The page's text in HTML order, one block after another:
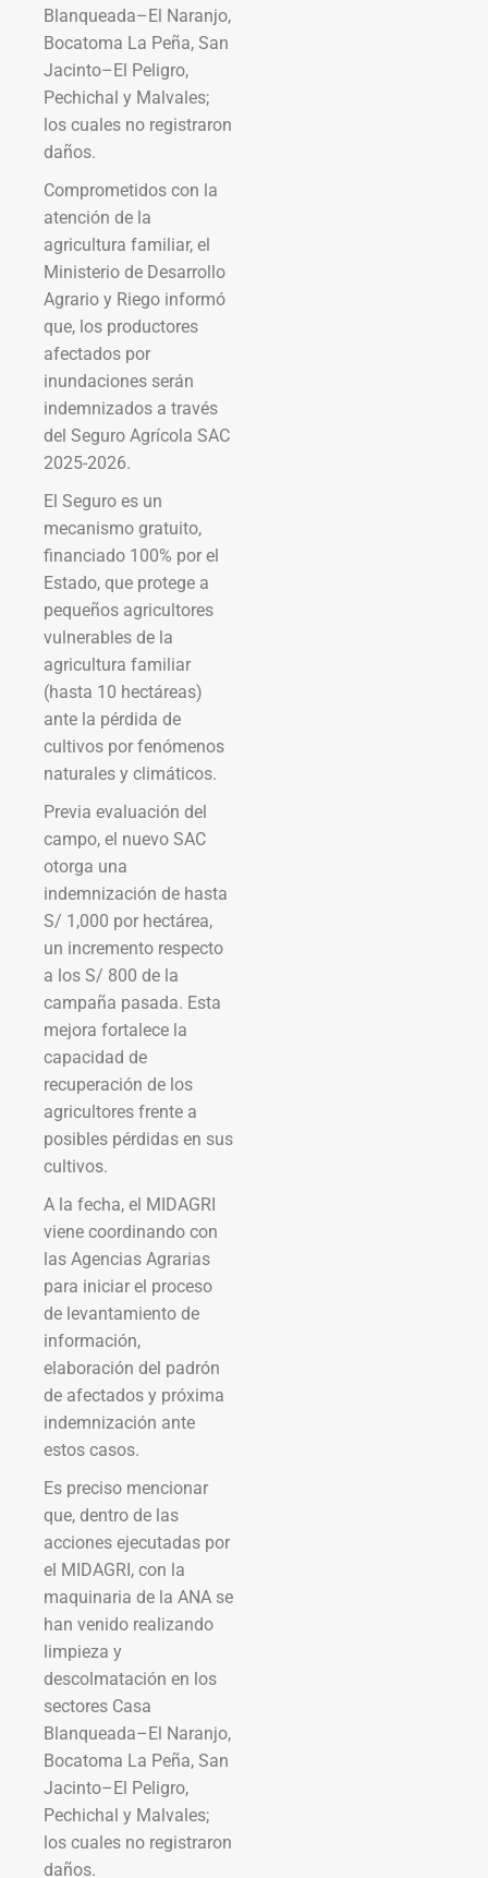
Blanqueada–El Naranjo,
Bocatoma La Peña, San
Jacinto–El Peligro,
Pechichal y Malvales;
los cuales no registraron
daños.
Comprometidos con la
atención de la
agricultura familiar, el
Ministerio de Desarrollo
Agrario y Riego informó
que, los productores
afectados por
inundaciones serán
indemnizados a través
del Seguro Agrícola SAC
2025-2026.
El Seguro es un
mecanismo gratuito,
financiado 100% por el
Estado, que protege a
pequeños agricultores
vulnerables de la
agricultura familiar
(hasta 10 hectáreas)
ante la pérdida de
cultivos por fenómenos
naturales y climáticos.
Previa evaluación del
campo, el nuevo SAC
otorga una
indemnización de hasta
S/ 1,000 por hectárea,
un incremento respecto
a los S/ 800 de la
campaña pasada. Esta
mejora fortalece la
capacidad de
recuperación de los
agricultores frente a
posibles pérdidas en sus
cultivos.
A la fecha, el MIDAGRI
viene coordinando con
las Agencias Agrarias
para iniciar el proceso
de levantamiento de
información,
elaboración del padrón
de afectados y próxima
indemnización ante
estos casos.
Es preciso mencionar
que, dentro de las
acciones ejecutadas por
el MIDAGRI, con la
maquinaria de la ANA se
han venido realizando
limpieza y
descolmatación en los
sectores Casa
Blanqueada–El Naranjo,
Bocatoma La Peña, San
Jacinto–El Peligro,
Pechichal y Malvales;
los cuales no registraron
daños.